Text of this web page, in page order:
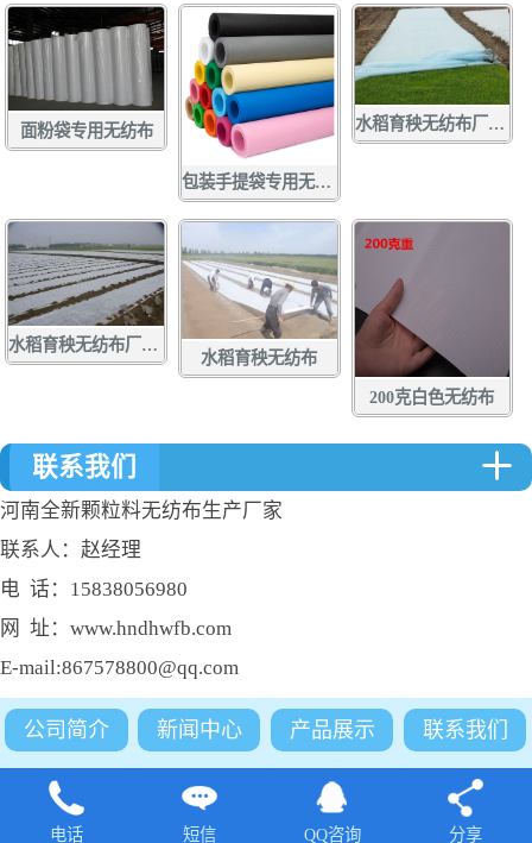
面粉袋专用无纺布
包装手提袋专用无纺布 各种彩色无纺布
水稻育秧无纺布厂家定做批发
水稻育秧无纺布厂家定做批发
水稻育秧无纺布
200克白色无纺布
联系我们
河南全新颗粒料无纺布生产厂家
联系人：赵经理
电 话：15838056980
网 址：www.hndhwfb.com
E-mail:867578800@qq.com
公司简介 新闻中心 产品展示 联系我们
电话 短信 QQ咨询 分享